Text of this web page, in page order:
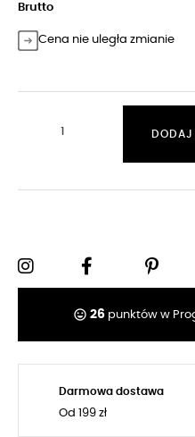
Brutto
Cena nie uległa zmianie
DODAJ
tag_faces 26punktów w
Darmowa dostawa
Od 199 zł